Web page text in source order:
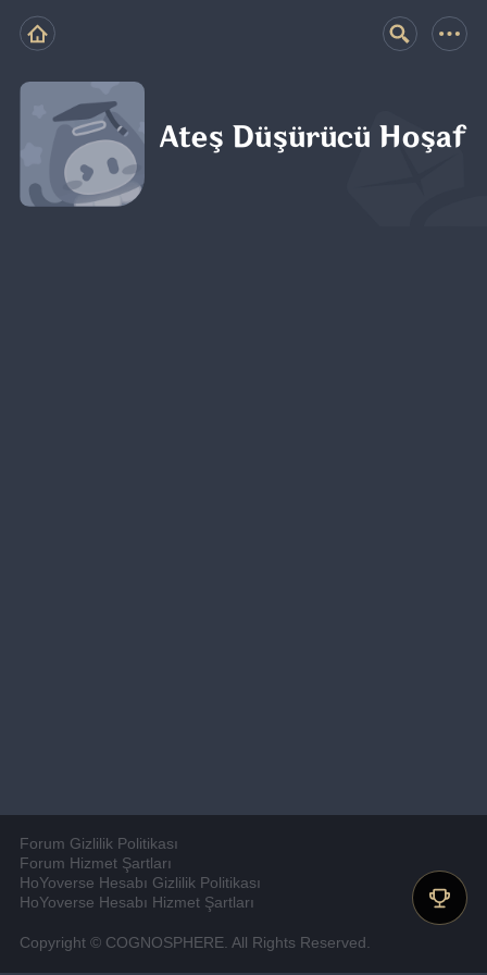
Ateş Düşürücü Hoşaf
Forum Gizlilik Politikası
Forum Hizmet Şartları
HoYoverse Hesabı Gizlilik Politikası
HoYoverse Hesabı Hizmet Şartları
Copyright © COGNOSPHERE. All Rights Reserved.